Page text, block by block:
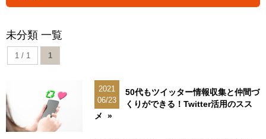
未分類 一覧
1 / 1 1
2021
06/23
50代もツイッター情報収集と仲間づ
くりができる！Twitter活用のスス
メ »